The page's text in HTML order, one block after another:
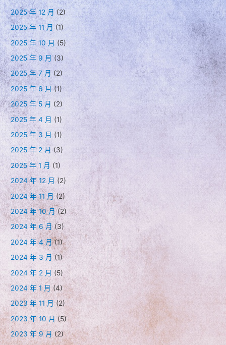
2025 年 12 月 (2)
2025 年 11 月(1)
2025 年 10 月 (5)
2025 年 9 月 (3)
2025 年 7 月 (2)
2025 年 6 月 (1)
2025 年 5 月 (2)
2025 年 4 月 (1)
2025 年 3 月 (1)
2025 年 2 月 (3)
2025 年 1 月 (1)
2024 年 12 月 (2)
2024 年 11 月(2)
2024 年 10 月(2)
2024 年 6 月 (3)
2024 年 4 月(1)
2024 年 3 月(1)
2024 年 2 月 (5)
2024 年 1 月 (4)
2023 年 11 月 (2)
2023 年 10 月 (5)
2023 年 9 月 (2)